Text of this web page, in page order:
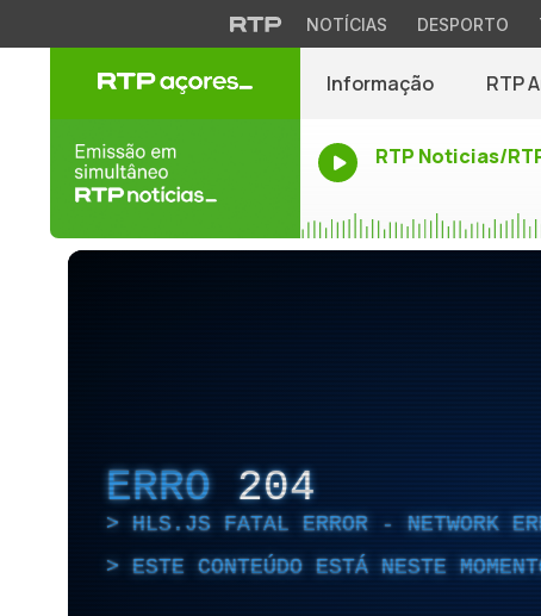
NOTÍCIAS DESPORTO
Informação RTP
RTP Noticias/
ERRO 204
HLS.JS FATAL ERROR - NETWORK
ESTE CONTEÚDO ESTÁ NESTE